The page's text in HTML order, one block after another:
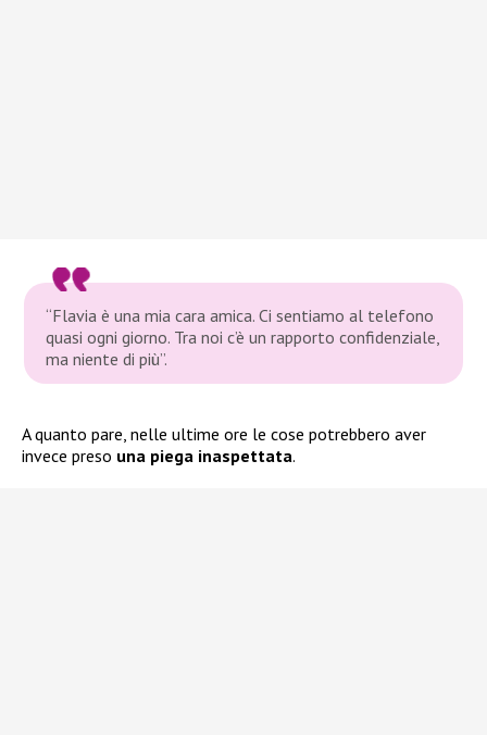
“Flavia è una mia cara amica. Ci sentiamo al telefono
quasi ogni giorno. Tra noi c’è un rapporto confidenziale,
ma niente di più”.
A quanto pare, nelle ultime ore le cose potrebbero aver
invece preso una piega inaspettata.